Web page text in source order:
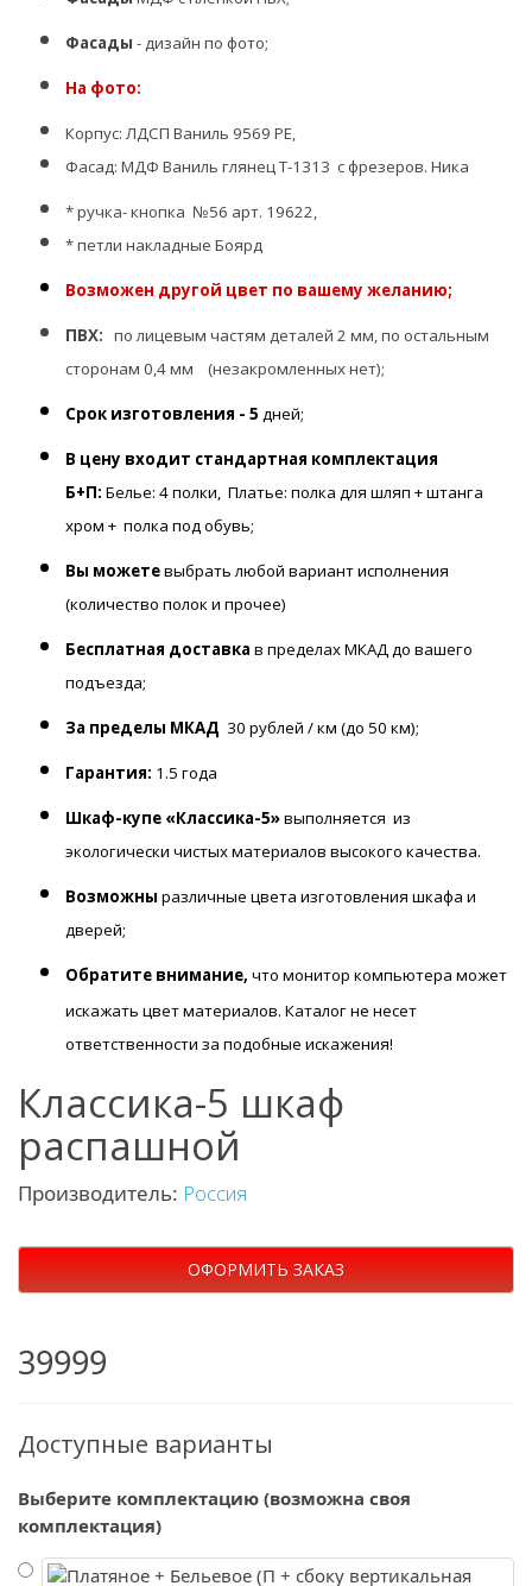
Фасады - дизайн по фото;
На фото:
Корпус: ЛДСП Ваниль 9569 РЕ,
Фасад: МДФ Ваниль глянец Т-1313 с фрезеров. Ника
* ручка- кнопка №56 арт. 19622,
* петли накладные Боярд
Возможен другой цвет по вашему желанию;
ПВХ: по лицевым частям деталей 2 мм, по остальным
сторонам 0,4 мм (незакромленных нет);
Срок изготовления - 5 дней;
В цену входит стандартная комплектация
Б+П: Белье: 4 полки, Платье: полка для шляп + штанга
хром + полка под обувь;
Вы можетевыбрать любой вариант исполнения
(количество полок и прочее)
Бесплатная доставка в пределах МКАД до вашего
подъезда;
За пределы МКАД 30 рублей / км (до 50 км);
Гарантия: 1.5 года
Шкаф-купе «Классика-5»выполняется из
экологически чистых материалов высокого качества.
Возможны различные цвета изготовления шкафа и
дверей;
Обратите внимание, что монитор компьютера может
искажать цвет материалов. Каталог не несет
ответственности за подобные искажения!
Классика-5 шкаф
распашной
Производитель: Россия
ОФОРМИТЬ ЗАКАЗ
39999
Доступные варианты
Выберите комплектацию (возможна своя
комплектация)